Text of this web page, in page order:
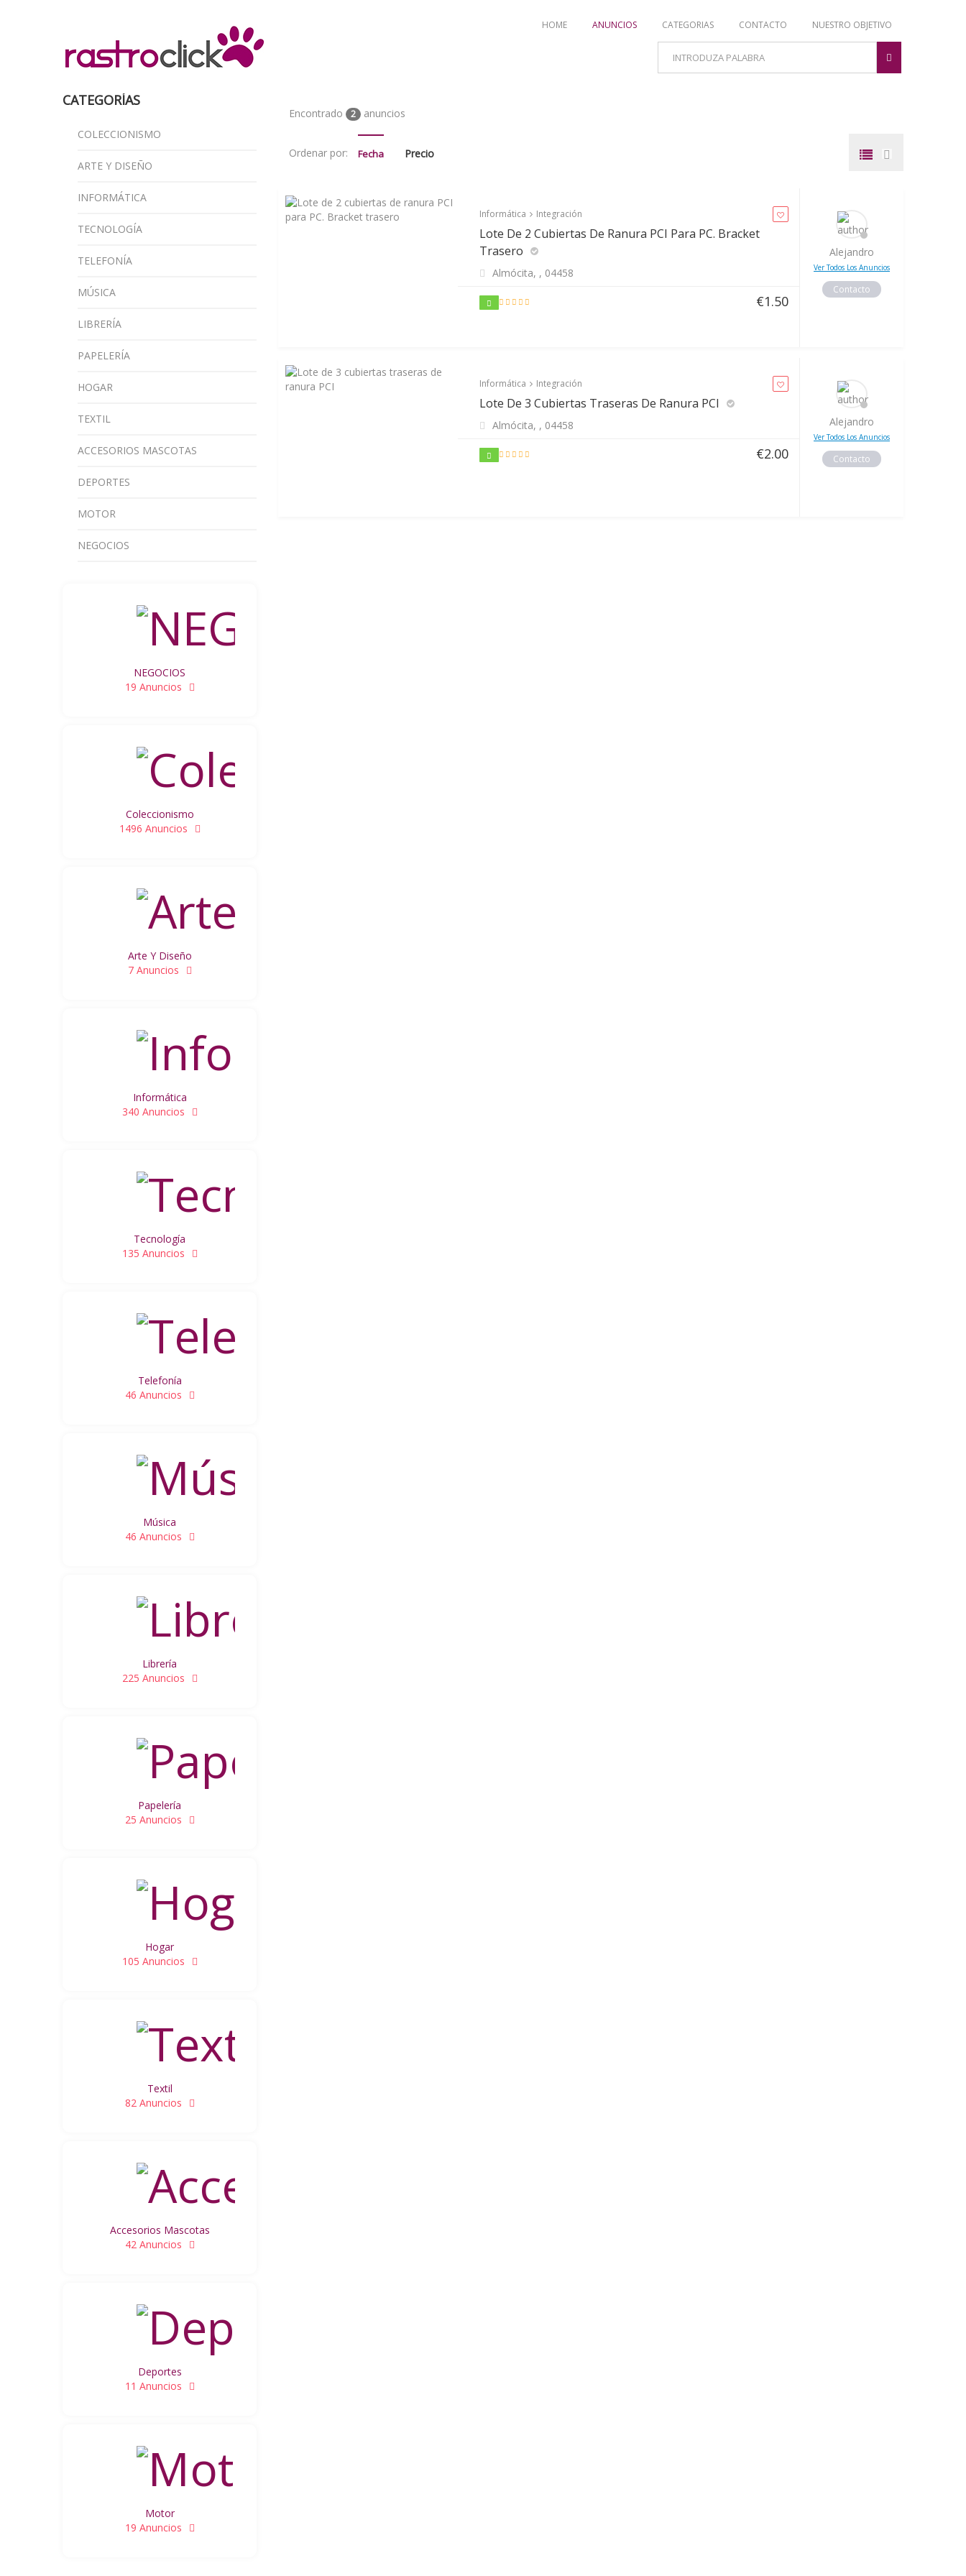
HOME ANUNCIOS CATEGORIAS CONTACTO NUESTRO OBJETIVO
CATEGORÍAS
COLECCIONISMO
ARTE Y DISEÑO
INFORMÁTICA
TECNOLOGÍA
TELEFONÍA
MÚSICA
LIBRERÍA
PAPELERÍA
HOGAR
TEXTIL
ACCESORIOS MASCOTAS
DEPORTES
MOTOR
NEGOCIOS
NEGOCIOS
19 Anuncios
Coleccionismo
1496 Anuncios
Arte Y Diseño
7 Anuncios
Informática
340 Anuncios
Tecnología
135 Anuncios
Telefonía
46 Anuncios
Música
46 Anuncios
Librería
225 Anuncios
Papelería
25 Anuncios
Hogar
105 Anuncios
Textil
82 Anuncios
Accesorios Mascotas
42 Anuncios
Deportes
11 Anuncios
Motor
19 Anuncios
Encontrado 2 anuncios
Ordenar por: Fecha Precio
Informática Integración
Lote De 2 Cubiertas De Ranura PCI Para PC. Bracket
Trasero
Almócita, , 04458
€1.50
Alejandro
Ver Todos Los Anuncios
Contacto
Informática Integración
Lote De 3 Cubiertas Traseras De Ranura PCI
Almócita, , 04458
€2.00
Alejandro
Ver Todos Los Anuncios
Contacto